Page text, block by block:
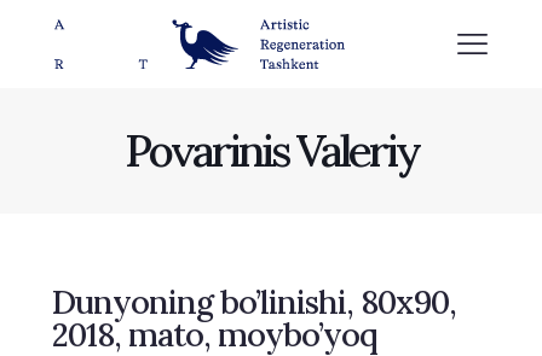
Povarinis Valeriy
Dunyoning bo’linishi, 80х90,
2018, mato, moybo’yoq